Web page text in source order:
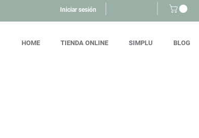
Iniciar sesión
HOME TIENDA ONLINE SIMPLU BLOG